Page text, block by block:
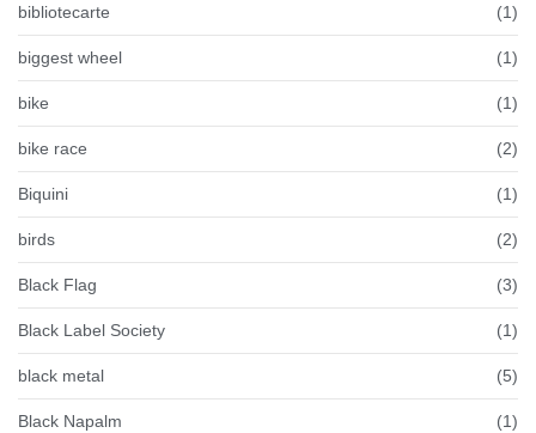
bibliotecarte (1)
biggest wheel (1)
bike (1)
bike race (2)
Biquini (1)
birds (2)
Black Flag (3)
Black Label Society (1)
black metal (5)
Black Napalm (1)